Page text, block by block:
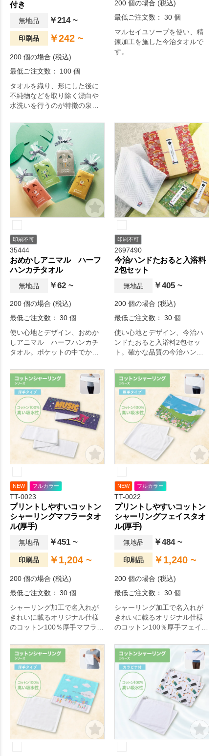
付き
無地品 ￥214 ~
印刷品 ￥242 ~
200 個の場合 (税込)
最低ご注文数： 100 個
タオルを織り、形にした後に
不純物などを取り除く漂白や
水洗いを行うのが特徴の泉州
地は普段使いに最適な厚さの
タオルで、繊維の柔らかさが
しっかりと引き出されて吸水
性と速乾性に優れています。
200 個の場合 (税込)
最低ご注文数： 30 個
マルセイユソープを使い、精
錬加工を施した今治タオルで
す。
印刷不可
35444
おめかしアニマル ハーフ
ハンカチタオル
無地品 ￥62 ~
200 個の場合 (税込)
最低ご注文数： 30 個
使い心地とデザイン、おめか
しアニマル ハーフハンカチ
タオル。ポケットの中でかさ
ル。可愛いアニマルモチーフ
が、女性やお子様に人気。プ
チギフト仕様で配布しやすい
販促品です。一度使えば手放
せなくなること間違いなし。
印刷不可
2697490
今治ハンドたおると入浴料
2包セット
無地品 ￥405 ~
200 個の場合 (税込)
最低ご注文数： 30 個
使い心地とデザイン、今治ハ
ンドたおると入浴料2包セッ
ト。確かな品質の今治ハンド
ゆずの入浴料をセットにしま
した。日本最大規模のタオル
産地としてその名を馳せ、豊
かな自然と良質な水に恵まれ
た今治産のハンドタオルと、
和の香り(ひのき・ゆず)の湯の
セットです。日本の香りを楽
しみながらゆっくりと寛ぎの
お時間を。オリジナルグッズ
ドットコムの選りすぐり。
NEW フルカラー
TT-0023
プリントしやすいコットン
シャーリングマフラータオ
ル(厚手)
無地品 ￥451 ~
印刷品 ￥1,204 ~
200 個の場合 (税込)
最低ご注文数： 30 個
シャーリング加工で名入れが
きれいに載るオリジナル仕様
のコットン100％厚手マフラー
NEW フルカラー
TT-0022
プリントしやすいコットン
シャーリングフェイスタオ
ル(厚手)
無地品 ￥484 ~
印刷品 ￥1,240 ~
200 個の場合 (税込)
最低ご注文数： 30 個
シャーリング加工で名入れが
きれいに載るオリジナル仕様
のコットン100％厚手フェイス